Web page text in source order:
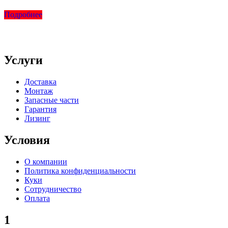
Подробнее
Услуги
Доставка
Монтаж
Запасные части
Гарантия
Лизинг
Условия
О компании
Политика конфиденциальности
Куки
Сотрудничество
Оплата
1